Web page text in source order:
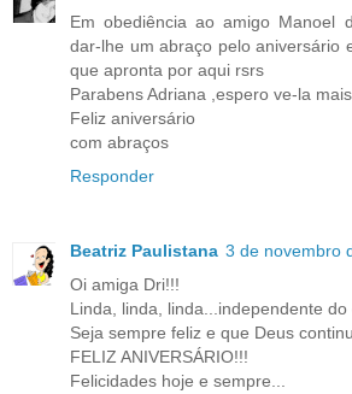
Em obediência ao amigo Manoel
dar-lhe um abraço pelo aniversário
que apronta por aqui rsrs
Parabens Adriana ,espero ve-la
Feliz aniversário
com abraços
Responder
Beatriz Paulistana 3 de novembro
Oi amiga Dri!!!
Linda, linda, linda...independente
Seja sempre feliz e que Deus
FELIZ ANIVERSÁRIO!!!
Felicidades hoje e sempre...